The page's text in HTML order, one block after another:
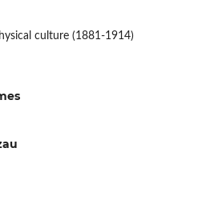
culture (1881-1914)